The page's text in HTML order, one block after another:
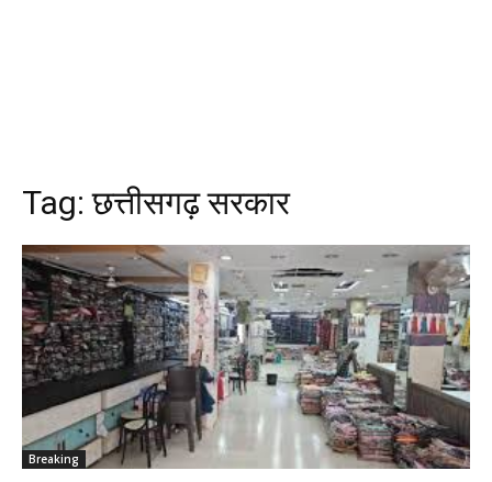
Tag:छत्तीसगढ़ सरकार
Breaking